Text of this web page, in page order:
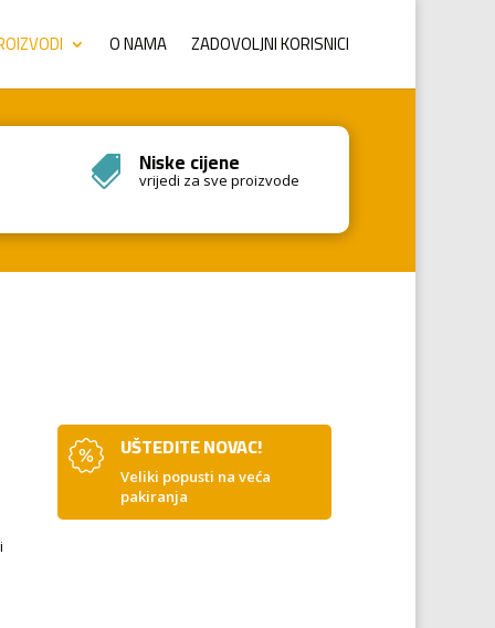
O NAMA ZADOVOLJNI KORISNICI
 Niske cijene
vrijedi za sve proizvode
UŠTEDITE NOVAC!
Veliki popusti na veća
pakiranja